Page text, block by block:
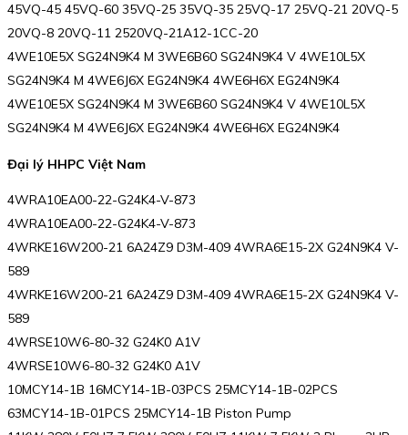
45VQ-45 45VQ-60 35VQ-25 35VQ-35 25VQ-17 25VQ-21 20VQ-5
20VQ-8 20VQ-11 2520VQ-21A12-1CC-20
4WE10E5X SG24N9K4 M 3WE6B60 SG24N9K4 V 4WE10L5X
SG24N9K4 M 4WE6J6X EG24N9K4 4WE6H6X EG24N9K4
4WE10E5X SG24N9K4 M 3WE6B60 SG24N9K4 V 4WE10L5X
SG24N9K4 M 4WE6J6X EG24N9K4 4WE6H6X EG24N9K4
Đại lý HHPC Việt Nam
4WRA10EA00-22-G24K4-V-873
4WRA10EA00-22-G24K4-V-873
4WRKE16W200-21 6A24Z9 D3M-409 4WRA6E15-2X G24N9K4 V-
589
4WRKE16W200-21 6A24Z9 D3M-409 4WRA6E15-2X G24N9K4 V-
589
4WRSE10W6-80-32 G24K0 A1V
4WRSE10W6-80-32 G24K0 A1V
10MCY14-1B 16MCY14-1B-03PCS 25MCY14-1B-02PCS
63MCY14-1B-01PCS 25MCY14-1B Piston Pump